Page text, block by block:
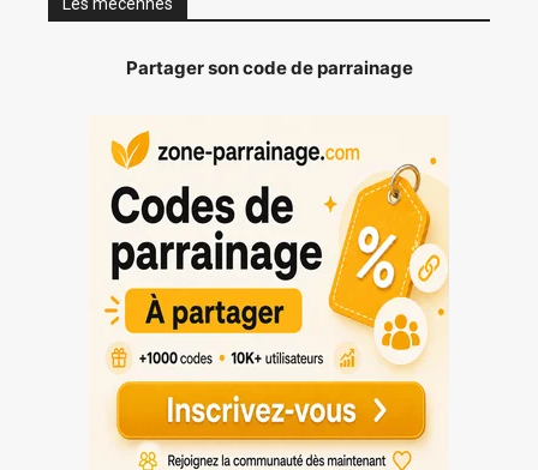
Partager son code de parrainage